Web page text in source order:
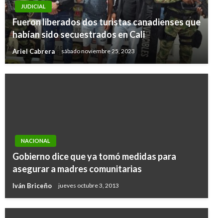
JUDICIAL
Fueron liberados dos turistas canadienses que
habían sido secuestrados en Cali
Ariel Cabrera sábado noviembre 25, 2023
NACIONAL
Gobierno dice que ya tomó medidas para
asegurar a madres comunitarias
Iván Briceño jueves octubre 3, 2013